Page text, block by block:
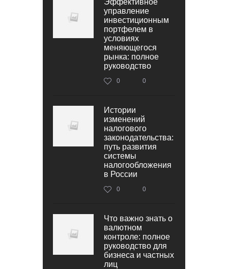
управление
инвестиционным
портфелем в
условиях
меняющегося
рынка: полное
руководство
0 0
Истории
изменений
налогового
законодательства:
путь развития
системы
налогообложения
в России
0 0
Что важно знать о
валютном
контроле: полное
руководство для
бизнеса и частных
лиц